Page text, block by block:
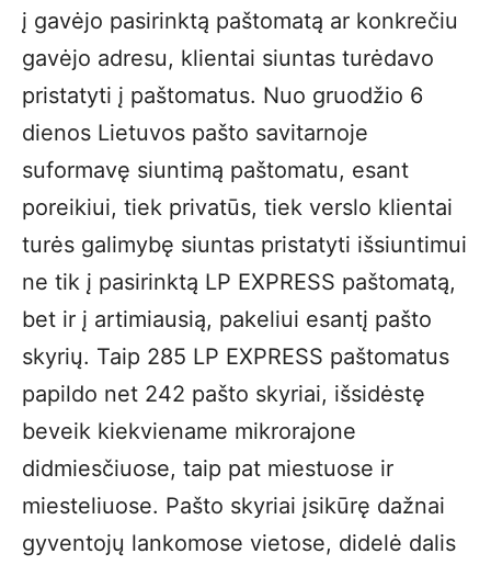
į gavėjo pasirinktą paštomatą ar konkrečiu
gavėjo adresu, klientai siuntas turėdavo
pristatyti į paštomatus. Nuo gruodžio 6
dienos Lietuvos pašto savitarnoje
suformavę siuntimą paštomatu, esant
poreikiui, tiek privatūs, tiek verslo klientai
turės galimybę siuntas pristatyti išsiuntimui
ne tik į pasirinktą LP EXPRESS paštomatą,
bet ir į artimiausią, pakeliui esantį pašto
skyrių. Taip 285 LP EXPRESS paštomatus
papildo net 242 pašto skyriai, išsidėstę
beveik kiekviename mikrorajone
didmiesčiuose, taip pat miestuose ir
miesteliuose. Pašto skyriai įsikūrę dažnai
gyventojų lankomose vietose, didelė dalis